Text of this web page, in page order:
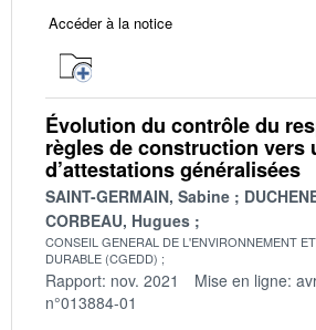
Accéder à la notice
Évolution du contrôle du
règles de construction vers
d’attestations généralisées
SAINT-GERMAIN, Sabine
CORBEAU, Hugues
CONSEIL GENERAL DE L'ENVIRONNEMENT
DURABLE (CGEDD)
Rapport: nov. 2021 Mise en ligne:
n°013884-01